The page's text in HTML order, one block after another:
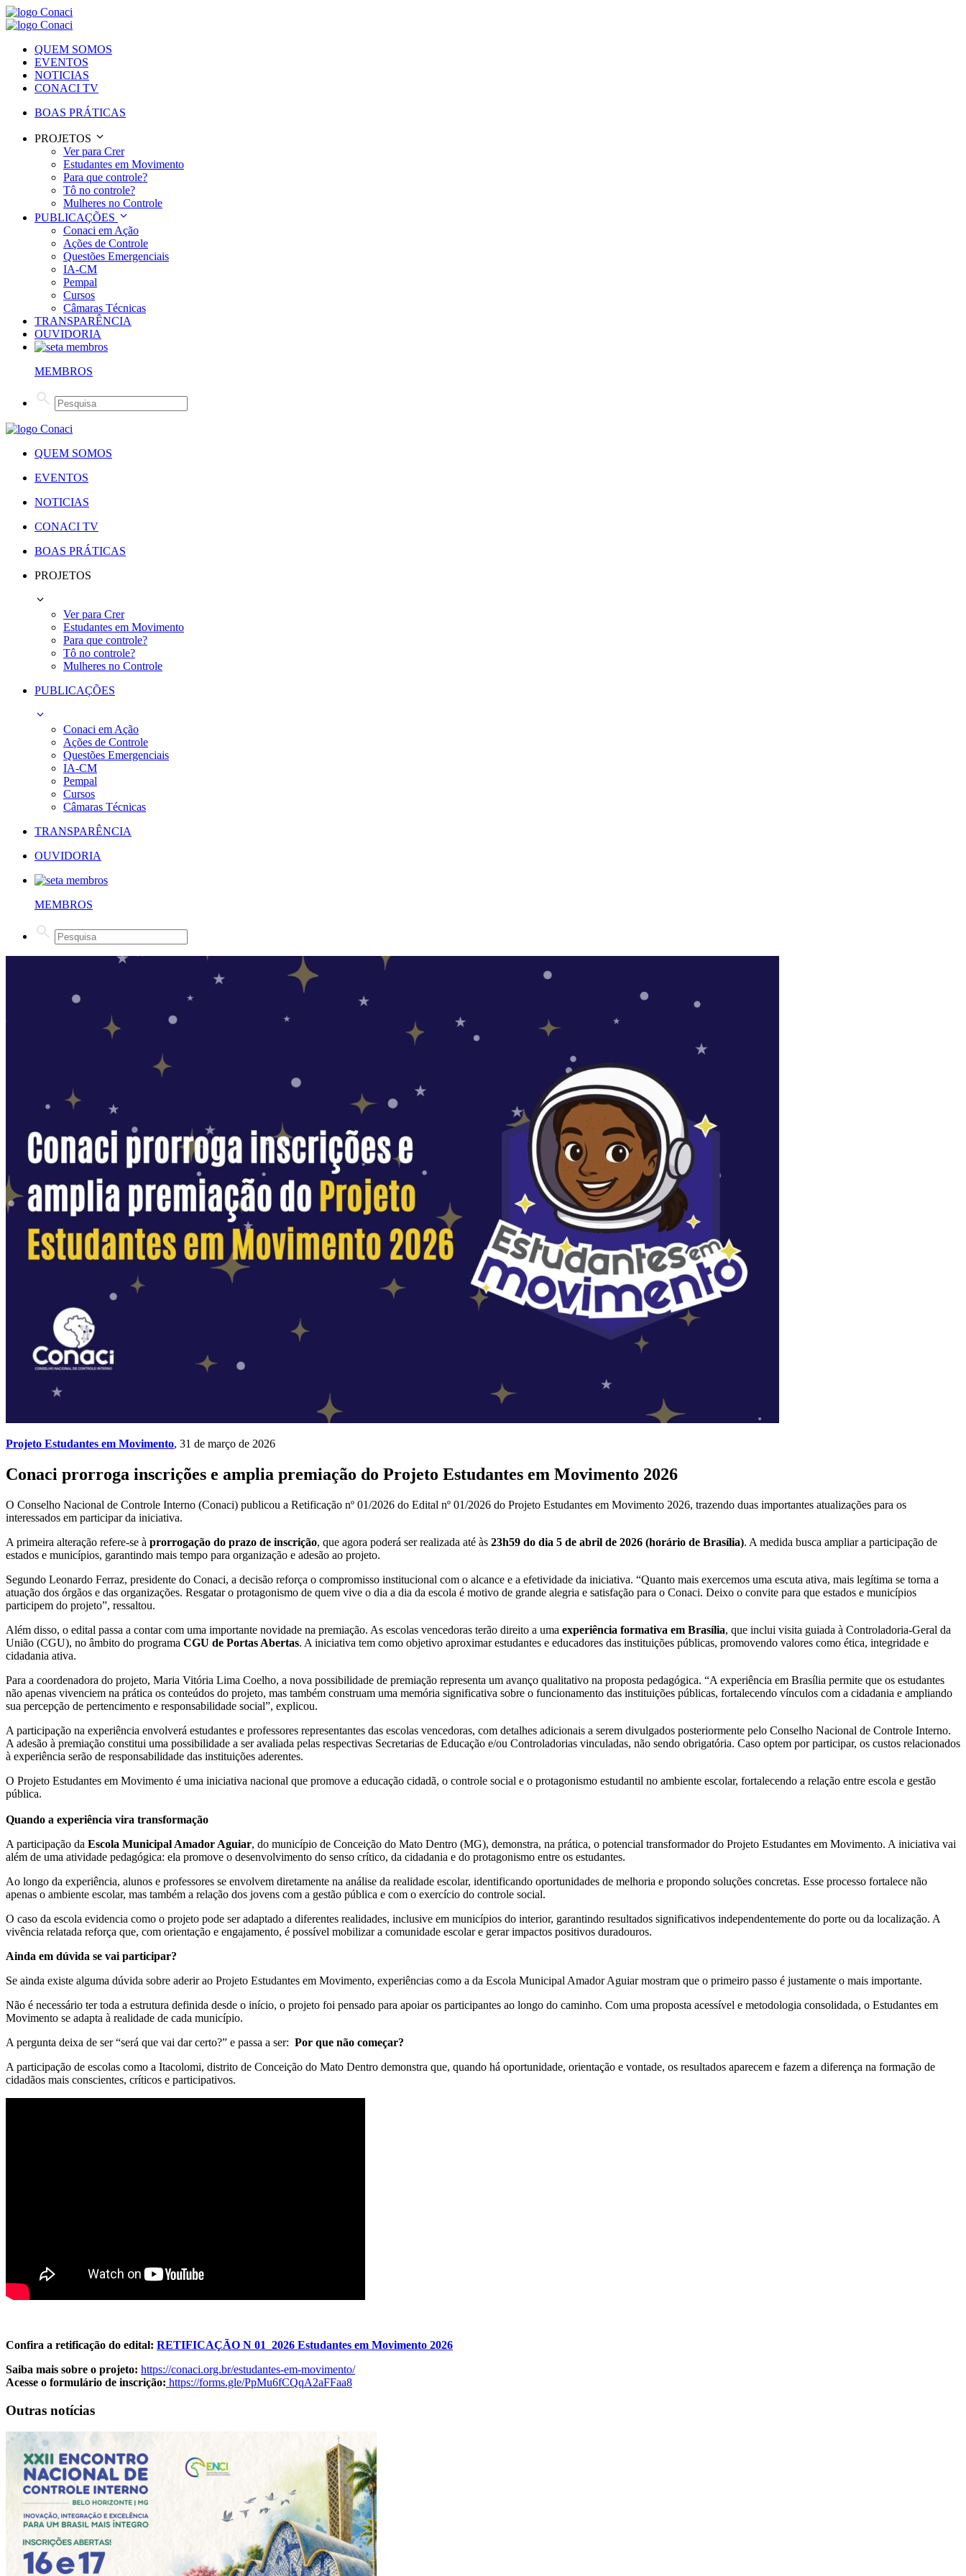
QUEM SOMOS
EVENTOS
NOTICIAS
CONACI TV
BOAS PRÁTICAS
PROJETOS
Ver para Crer
Estudantes em Movimento
Para que controle?
Tô no controle?
Mulheres no Controle
PUBLICAÇÕES
Conaci em Ação
Ações de Controle
Questões Emergenciais
IA-CM
Pempal
Cursos
Câmaras Técnicas
TRANSPARÊNCIA
OUVIDORIA
MEMBROS
QUEM SOMOS
EVENTOS
NOTICIAS
CONACI TV
BOAS PRÁTICAS
PROJETOS
Ver para Crer
Estudantes em Movimento
Para que controle?
Tô no controle?
Mulheres no Controle
PUBLICAÇÕES
Conaci em Ação
Ações de Controle
Questões Emergenciais
IA-CM
Pempal
Cursos
Câmaras Técnicas
TRANSPARÊNCIA
OUVIDORIA
MEMBROS
Projeto Estudantes em Movimento, 31 de março de 2026
Conaci prorroga inscrições e amplia premiação do Projeto Estudantes em Movimento 2026
O Conselho Nacional de Controle Interno (Conaci) publicou a Retificação nº 01/2026 do Edital nº 01/2026 do Projeto Estudantes em Movimento 2026, trazendo duas importantes atualizações para os
interessados em participar da iniciativa.
A primeira alteração refere-se à prorrogação do prazo de inscrição, que agora poderá ser realizada até às 23h59 do dia 5 de abril de 2026 (horário de Brasília). A medida busca ampliar a participação de
estados e municípios, garantindo mais tempo para organização e adesão ao projeto.
Segundo Leonardo Ferraz, presidente do Conaci, a decisão reforça o compromisso institucional com o alcance e a efetividade da iniciativa. “Quanto mais exercemos uma escuta ativa, mais legítima se torna a
atuação dos órgãos e das organizações. Resgatar o protagonismo de quem vive o dia a dia da escola é motivo de grande alegria e satisfação para o Conaci. Deixo o convite para que estados e municípios
participem do projeto”, ressaltou.
Além disso, o edital passa a contar com uma importante novidade na premiação. As escolas vencedoras terão direito a uma experiência formativa em Brasília, que inclui visita guiada à Controladoria-Geral da
União (CGU), no âmbito do programa CGU de Portas Abertas. A iniciativa tem como objetivo aproximar estudantes e educadores das instituições públicas, promovendo valores como ética, integridade e
cidadania ativa.
Para a coordenadora do projeto, Maria Vitória Lima Coelho, a nova possibilidade de premiação representa um avanço qualitativo na proposta pedagógica. “A experiência em Brasília permite que os estudantes
não apenas vivenciem na prática os conteúdos do projeto, mas também construam uma memória significativa sobre o funcionamento das instituições públicas, fortalecendo vínculos com a cidadania e ampliando
sua percepção de pertencimento e responsabilidade social”, explicou.
A participação na experiência envolverá estudantes e professores representantes das escolas vencedoras, com detalhes adicionais a serem divulgados posteriormente pelo Conselho Nacional de Controle Interno.
A adesão à premiação constitui uma possibilidade a ser avaliada pelas respectivas Secretarias de Educação e/ou Controladorias vinculadas, não sendo obrigatória. Caso optem por participar, os custos relacionados
à experiência serão de responsabilidade das instituições aderentes.
O Projeto Estudantes em Movimento é uma iniciativa nacional que promove a educação cidadã, o controle social e o protagonismo estudantil no ambiente escolar, fortalecendo a relação entre escola e gestão
pública.
Quando a experiência vira transformação
A participação da Escola Municipal Amador Aguiar, do município de Conceição do Mato Dentro (MG), demonstra, na prática, o potencial transformador do Projeto Estudantes em Movimento. A iniciativa vai
além de uma atividade pedagógica: ela promove o desenvolvimento do senso crítico, da cidadania e do protagonismo entre os estudantes.
Ao longo da experiência, alunos e professores se envolvem diretamente na análise da realidade escolar, identificando oportunidades de melhoria e propondo soluções concretas. Esse processo fortalece não
apenas o ambiente escolar, mas também a relação dos jovens com a gestão pública e com o exercício do controle social.
O caso da escola evidencia como o projeto pode ser adaptado a diferentes realidades, inclusive em municípios do interior, garantindo resultados significativos independentemente do porte ou da localização. A
vivência relatada reforça que, com orientação e engajamento, é possível mobilizar a comunidade escolar e gerar impactos positivos duradouros.
Ainda em dúvida se vai participar?
Se ainda existe alguma dúvida sobre aderir ao Projeto Estudantes em Movimento, experiências como a da Escola Municipal Amador Aguiar mostram que o primeiro passo é justamente o mais importante.
Não é necessário ter toda a estrutura definida desde o início, o projeto foi pensado para apoiar os participantes ao longo do caminho. Com uma proposta acessível e metodologia consolidada, o Estudantes em
Movimento se adapta à realidade de cada município.
A pergunta deixa de ser “será que vai dar certo?” e passa a ser: Por que não começar?
A participação de escolas como a Itacolomi, distrito de Conceição do Mato Dentro demonstra que, quando há oportunidade, orientação e vontade, os resultados aparecem e fazem a diferença na formação de
cidadãos mais conscientes, críticos e participativos.
Confira a retificação do edital: RETIFICAÇÃO N 01_2026 Estudantes em Movimento 2026
Saiba mais sobre o projeto: https://conaci.org.br/estudantes-em-movimento/
Acesse o formulário de inscrição: https://forms.gle/PpMu6fCQqA2aFFaa8
Outras notícias